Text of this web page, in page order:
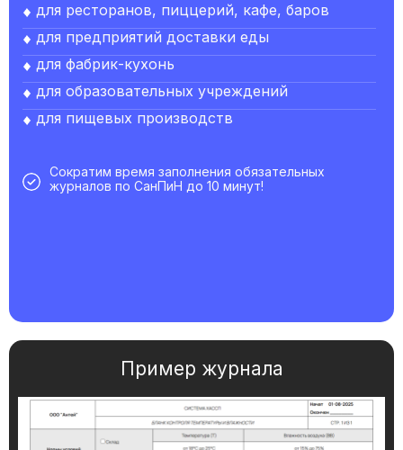
для ресторанов, пиццерий, кафе, баров
для предприятий доставки еды
для фабрик-кухонь
для образовательных учреждений
для пищевых производств
Сократим время заполнения обязательных
журналов по СанПиН до 10 минут!
Пример журнала